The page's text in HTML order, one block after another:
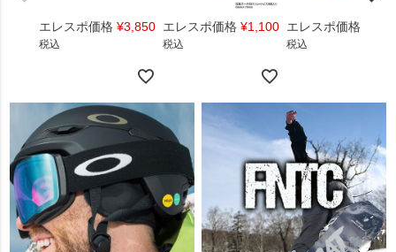
エレスポ価格 ¥3,850
税込
エレスポ価格 ¥1,100
税込
エレスポ価格
税込